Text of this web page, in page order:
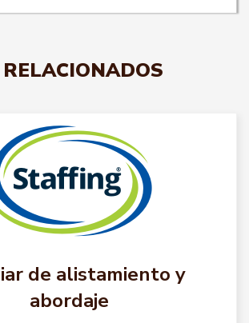
de alistamiento y
abordaje